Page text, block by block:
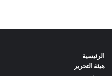
الرئيسية
هيئة التحرير